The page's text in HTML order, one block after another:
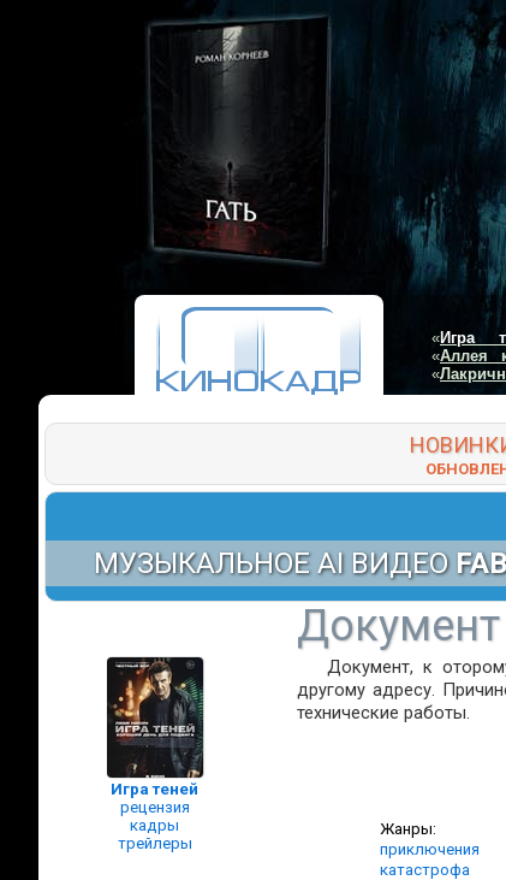
«Игра
«Аллея
«
МУЗЫКАЛЬНОЕ AI ВИДЕО
Игра теней
рецензия
кадры
трейлеры
Документ, к
другому адресу.
технические работы.
Жанры:
приключения
катастрофа